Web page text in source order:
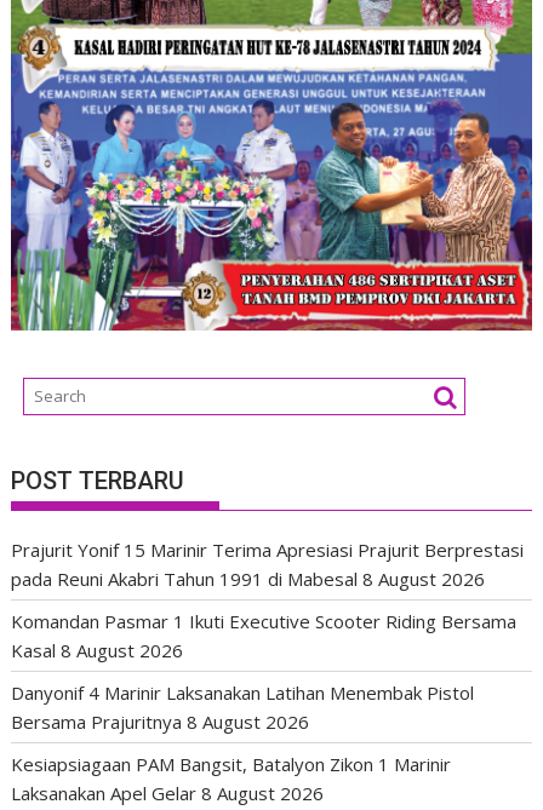
POST TERBARU
Prajurit Yonif 15 Marinir Terima Apresiasi Prajurit Berprestasi
pada Reuni Akabri Tahun 1991 di Mabesal 8 August 2026
Komandan Pasmar 1 Ikuti Executive Scooter Riding Bersama
Kasal 8 August 2026
Danyonif 4 Marinir Laksanakan Latihan Menembak Pistol
Bersama Prajuritnya 8 August 2026
Kesiapsiagaan PAM Bangsit, Batalyon Zikon 1 Marinir
Laksanakan Apel Gelar 8 August 2026